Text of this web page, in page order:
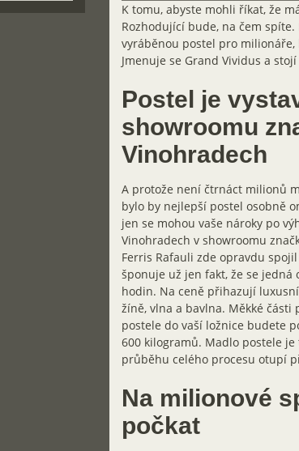
K tomu, abyste mohli říkat, že
Rozhodující bude, na čem
vyráběnou postel pro milionáře,
Jmenuje se Grand Vividus a
Postel je
showroomu
Vinohradech
A protože není čtrnáct milionů
bylo by nejlepší postel osobně
jen se mohou vaše nároky po
Vinohradech v showroomu
Ferris Rafauli zde opravdu
šponuje už jen fakt, že se
hodin. Na ceně přihazují
žíně, vlna a bavlna. Měkké
postele do vaší ložnice budete
600 kilogramů. Madlo postele
průběhu celého procesu otupí
Na milionové
počkat